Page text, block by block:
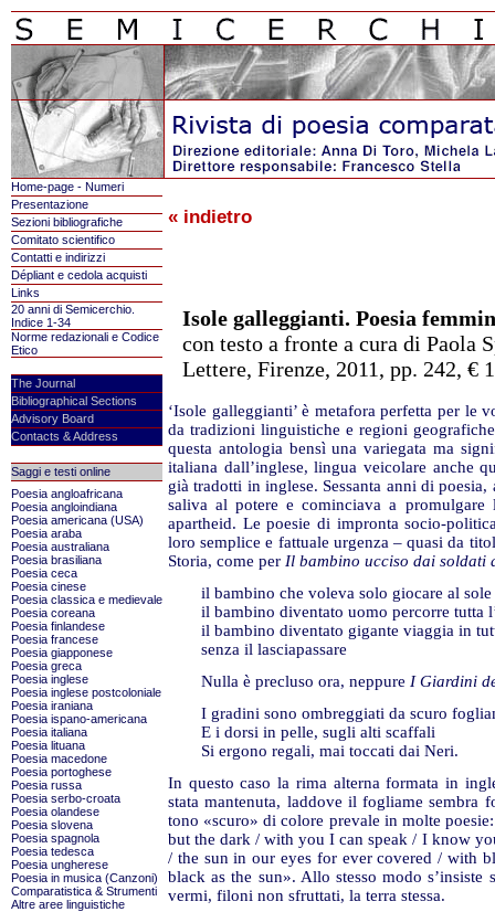
Home-page - Numeri
Presentazione
Sezioni bibliografiche
Comitato scientifico
Contatti e indirizzi
Dépliant e cedola acquisti
Links
20 anni di Semicerchio.
Indice 1-34
Norme redazionali e Codice
Etico
The Journal
Bibliographical Sections
Advisory Board
Contacts & Address
Saggi e testi online
Poesia angloafricana
Poesia angloindiana
Poesia americana (USA)
Poesia araba
Poesia australiana
Poesia brasiliana
Poesia ceca
Poesia cinese
Poesia classica e medievale
Poesia coreana
Poesia finlandese
Poesia francese
Poesia giapponese
Poesia greca
Poesia inglese
Poesia inglese postcoloniale
Poesia iraniana
Poesia ispano-americana
Poesia italiana
Poesia lituana
Poesia macedone
Poesia portoghese
Poesia russa
Poesia serbo-croata
Poesia olandese
Poesia slovena
Poesia spagnola
Poesia tedesca
Poesia ungherese
Poesia in musica (Canzoni)
Comparatistica & Strumenti
Altre aree linguistiche
« indietro
Isole galleggianti. Poesia
con testo a fronte a cura di Paola
Lettere, Firenze, 2011, pp. 242, €
‘Isole galleggianti’ è metafora perfetta per le
da tradizioni linguistiche e regioni
questa antologia bensì una variegata ma
italiana dall’inglese, lingua veicolare anche
già tradotti in inglese. Sessanta anni di
saliva al potere e cominciava a promulgare
apartheid. Le poesie di impronta socio-
loro semplice e fattuale urgenza – quasi da
Storia, come per Il bambino ucciso dai soldati
il bambino che voleva solo giocare al
il bambino diventato uomo percorre tutta
il bambino diventato gigante viaggia in
senza il lasciapassare
Nulla è precluso ora, neppure I Giardini
I gradini sono ombreggiati da scuro
E i dorsi in pelle, sugli alti scaffali
Si ergono regali, mai toccati dai Neri.
In questo caso la rima alterna formata in
stata mantenuta, laddove il fogliame sembra
tono «scuro» di colore prevale in molte
but the dark / with you I can speak / I know
/ the sun in our eyes for ever covered / with
black as the sun». Allo stesso modo
vermi, filoni non sfruttati, la terra stessa.